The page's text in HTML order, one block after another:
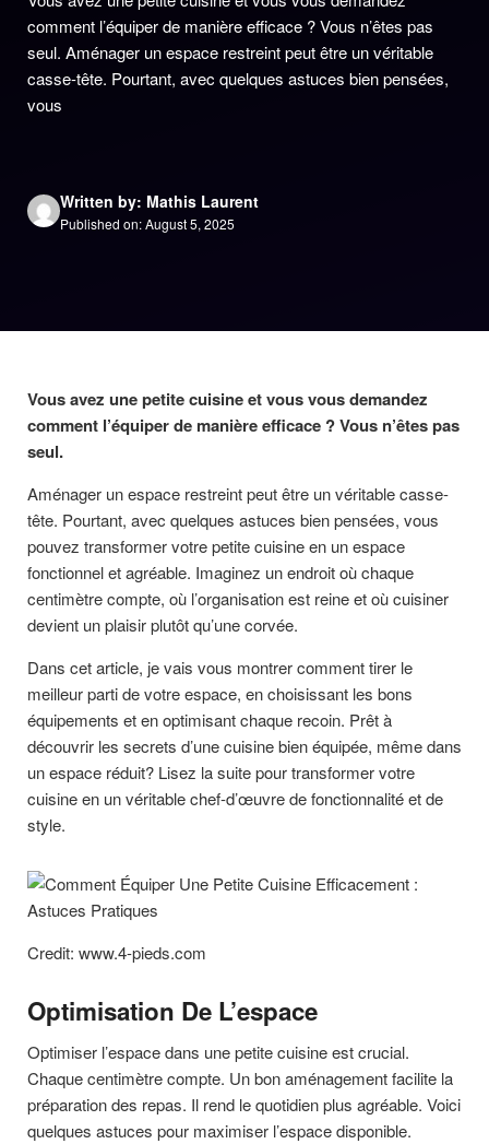
comment l’équiper de manière efficace ? Vous n’êtes pas
seul. Aménager un espace restreint peut être un véritable
casse-tête. Pourtant, avec quelques astuces bien pensées,
vous
Written by: Mathis Laurent
Published on: August 5, 2025
Vous avez une petite cuisine et vous vous demandez
comment l’équiper de manière efficace ? Vous n’êtes pas
seul.
Aménager un espace restreint peut être un véritable casse-
tête. Pourtant, avec quelques astuces bien pensées, vous
pouvez transformer votre petite cuisine en un espace
fonctionnel et agréable. Imaginez un endroit où chaque
centimètre compte, où l’organisation est reine et où cuisiner
devient un plaisir plutôt qu’une corvée.
Dans cet article, je vais vous montrer comment tirer le
meilleur parti de votre espace, en choisissant les bons
équipements et en optimisant chaque recoin. Prêt à
découvrir les secrets d’une cuisine bien équipée, même dans
un espace réduit? Lisez la suite pour transformer votre
cuisine en un véritable chef-d’œuvre de fonctionnalité et de
style.
Credit: www.4-pieds.com
Optimisation De L’espace
Optimiser l’espace dans une petite cuisine est crucial.
Chaque centimètre compte. Un bon aménagement facilite la
préparation des repas. Il rend le quotidien plus agréable. Voici
quelques astuces pour maximiser l’espace disponible.